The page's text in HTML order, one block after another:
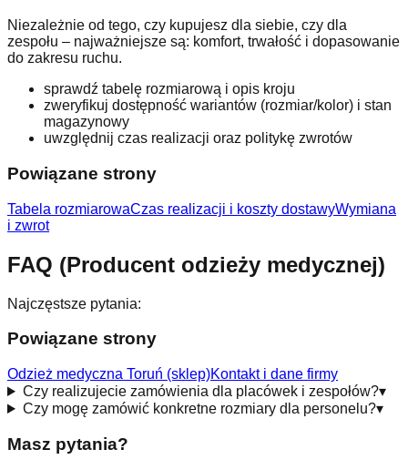
Niezależnie od tego, czy kupujesz dla siebie, czy dla
zespołu – najważniejsze są: komfort, trwałość i dopasowanie
do zakresu ruchu.
sprawdź tabelę rozmiarową i opis kroju
zweryfikuj dostępność wariantów (rozmiar/kolor) i stan
magazynowy
uwzględnij czas realizacji oraz politykę zwrotów
Powiązane strony
Tabela rozmiarowaCzas realizacji i koszty dostawyWymiana
i zwrot
FAQ (Producent odzieży medycznej)
Najczęstsze pytania:
Powiązane strony
Odzież medyczna Toruń (sklep)Kontakt i dane firmy
Czy realizujecie zamówienia dla placówek i zespołów?▾
Czy mogę zamówić konkretne rozmiary dla personelu?▾
Masz pytania?